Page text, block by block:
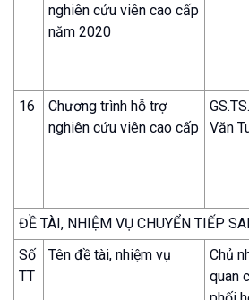
nghiên cứu viên cao cấp
năm 2020
16
Chương trình hỗ trợ
nghiên cứu viên cao cấp
Văn
ĐỀ TÀI, NHIỆM VỤ CHUYỂN TIẾP
Số
TT
Tên đề tài, nhiệm vụ
Chủ
quan